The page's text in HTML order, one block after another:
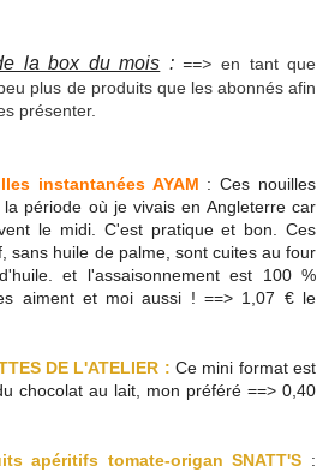
la box du mois : ==> en tant que
plus de produits que les abonnés afin
présenter.
instantanées AYAM : Ces nouilles
période où je vivais en Angleterre car
le midi. C'est pratique et bon. Ces
sans huile de palme, sont cuites au four
et l'assaisonnement est 100 %
aiment et moi aussi ! ==> 1,07 € le
DE L'ATELIER : Ce mini format est
chocolat au lait, mon préféré ==> 0,40
apéritifs tomate-origan SNATT'S :